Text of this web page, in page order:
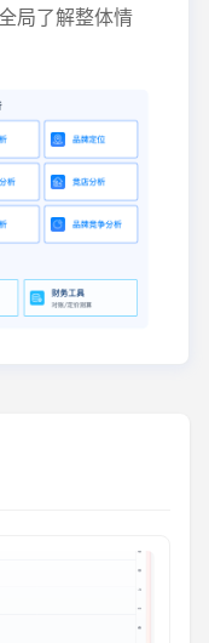
局了解整体情